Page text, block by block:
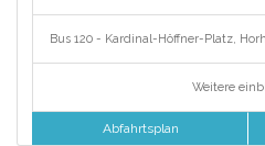
Bus 120 - Kardinal-Höffner-Platz,
Weitere
Abfahrtsplan